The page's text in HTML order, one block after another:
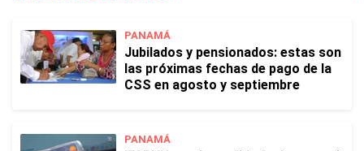
PANAMÁ
Jubilados y pensionados: estas son
las próximas fechas de pago de la
CSS en agosto y septiembre
PANAMÁ